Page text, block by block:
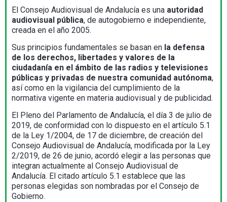
El Consejo Audiovisual de Andalucía es una autoridad
audiovisual pública, de autogobierno e independiente,
creada en el año 2005.
Sus principios fundamentales se basan en la defensa
de los derechos, libertades y valores de la
ciudadanía en el ámbito de las radios y televisiones
públicas y privadas de nuestra comunidad autónoma,
así como en la vigilancia del cumplimiento de la
normativa vigente en materia audiovisual y de publicidad.
El Pleno del Parlamento de Andalucía, el día 3 de julio de
2019, de conformidad con lo dispuesto en el artículo 5.1
de la Ley 1/2004, de 17 de diciembre, de creación del
Consejo Audiovisual de Andalucía, modificada por la Ley
2/2019, de 26 de junio, acordó elegir a las personas que
integran actualmente al Consejo Audiovisual de
Andalucía. El citado artículo 5.1 establece que las
personas elegidas son nombradas por el Consejo de
Gobierno.